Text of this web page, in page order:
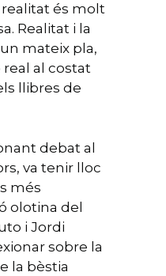
realitat és molt
Realitat i la
mateix pla,
al costat
llibres de
debat al
va tenir lloc
més
olotina del
i Jordi
sobre la
la bèstia